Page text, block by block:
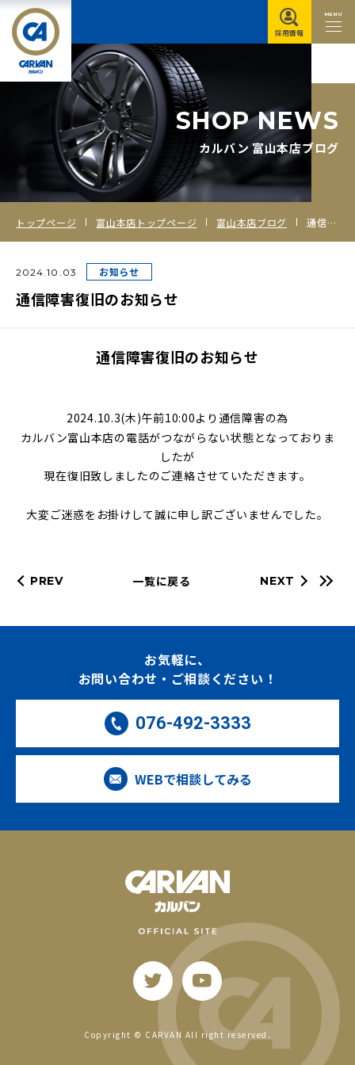
MENU
採用情報
SHOP NEWS
カルバン 富山本店ブログ
トップページ 富山本店トップページ 富山本店ブログ 通信障害復旧のお知らせ
2024.10.03 お知らせ
通信障害復旧のお知らせ
通信障害復旧のお知らせ
2024.10.3(木)午前10:00より通信障害の為
カルバン富山本店の電話がつながらない状態となっておりま
したが
現在復旧致しましたのご連絡させていただきます。
大変ご迷惑をお掛けして誠に申し訳ございませんでした。
PREV 一覧に戻る NEXT
お気軽に、
お問い合わせ・ご相談ください！
076-492-3333
WEBで相談してみる
Copyright © CARVAN All right reserved.